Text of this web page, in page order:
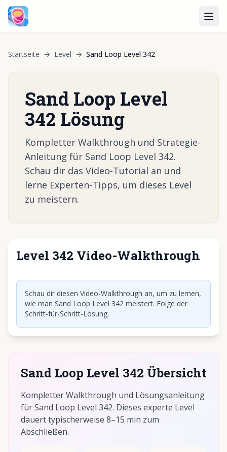
Startseite → Level → Sand Loop Level 342
Sand Loop Level
342 Lösung
Kompletter Walkthrough und Strategie-
Anleitung für Sand Loop Level 342.
Schau dir das Video-Tutorial an und
lerne Experten-Tipps, um dieses Level
zu meistern.
Level 342 Video-Walkthrough
Klicken, um Video abzuspielen
Schau dir diesen Video-Walkthrough an, um zu lernen,
wie man Sand Loop Level 342 meistert. Folge der
Schritt-für-Schritt-Lösung.
Sand Loop Level 342 Übersicht
Kompletter Walkthrough und Lösungsanleitung
für Sand Loop Level 342. Dieses experte Level
dauert typischerweise 8–15 min zum
Abschließen.